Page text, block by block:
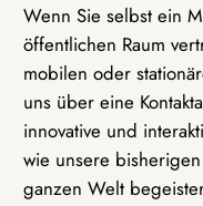
Wenn Sie selbst ein
öffentlichen Raum
mobilen oder
uns über eine
innovative und
wie unsere
ganzen Welt